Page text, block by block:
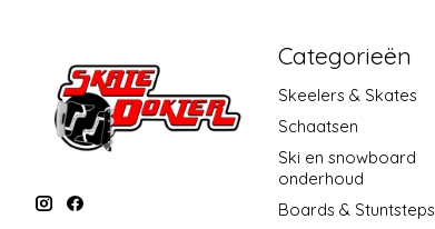
Categorieën
Skeelers & Skates
Schaatsen
Ski en snowboard
onderhoud
Boards & Stuntsteps